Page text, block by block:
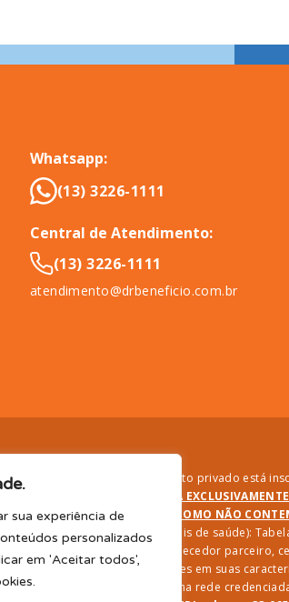
sua experiência de
personalizados
em 'Aceitar todos',
Whatsapp:
(13) 3226-1111
Central de Atendimento:
(13) 3226-1111
atendimento@drbeneficio.com.br
LTDA.), pessoa jurídica de direito privado está
A DR. BENEFÍCIO PRESTA
SUPLEMENTAR, ASSIM COMO NÃO
serviços e/ou profissionais de saúde):
Serviço realizado por fornecedor
oferecidos possuem variações em suas
Desconto em produtos e serviços na rede